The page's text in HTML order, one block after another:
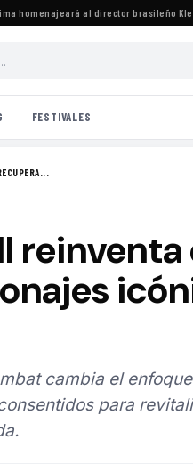
al director brasileño Kleber
FESTIVALES
cambia el
para